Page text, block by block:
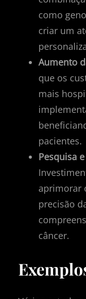
como
criar um
Aumento
que os
mais
pacientes.
Pesquisa
aprimorar
precisão
câncer.